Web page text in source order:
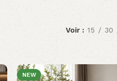
Voir 15 30
NEW